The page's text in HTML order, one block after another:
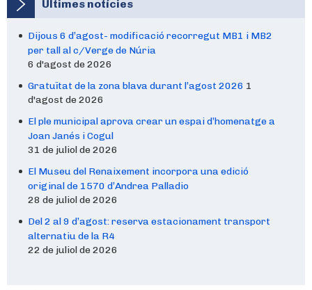
Últimes notícies
Dijous 6 d’agost- modificació recorregut MB1 i MB2
per tall al c/Verge de Núria
6 d'agost de 2026
Gratuïtat de la zona blava durant l’agost 2026 1
d'agost de 2026
El ple municipal aprova crear un espai d’homenatge a
Joan Janés i Cogul
31 de juliol de 2026
El Museu del Renaixement incorpora una edició
original de 1570 d’Andrea Palladio
28 de juliol de 2026
Del 2 al 9 d’agost: reserva estacionament transport
alternatiu de la R4
22 de juliol de 2026